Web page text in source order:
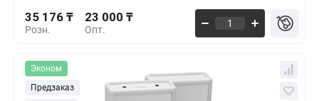
Розн.
35 176 ₸
Опт.
23 000 ₸
Эконом
Предзаказ